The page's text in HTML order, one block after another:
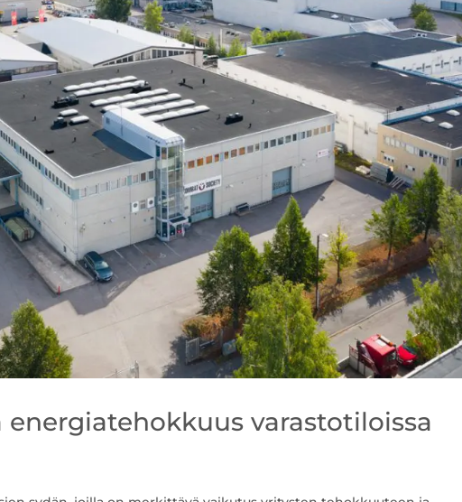
energiatehokkuus varastotiloissa